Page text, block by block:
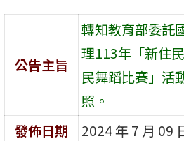
公告主旨
轉知教育部委託
理113年「新住
民舞蹈比賽」活
照。
發佈日期
2024 年 7 月 09